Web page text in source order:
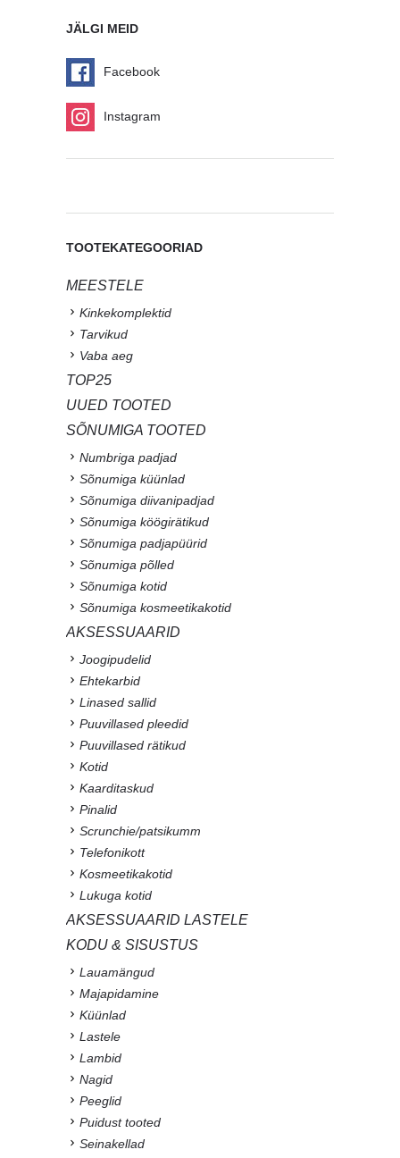
JÄLGI MEID
Facebook
Instagram
TOOTEKATEGOORIAD
MEESTELE
Kinkekomplektid
Tarvikud
Vaba aeg
TOP25
UUED TOOTED
SÕNUMIGA TOOTED
Numbriga padjad
Sõnumiga küünlad
Sõnumiga diivanipadjad
Sõnumiga köögirätikud
Sõnumiga padjapüürid
Sõnumiga põlled
Sõnumiga kotid
Sõnumiga kosmeetikakotid
AKSESSUAARID
Joogipudelid
Ehtekarbid
Linased sallid
Puuvillased pleedid
Puuvillased rätikud
Kotid
Kaarditaskud
Pinalid
Scrunchie/patsikumm
Telefonikott
Kosmeetikakotid
Lukuga kotid
AKSESSUAARID LASTELE
KODU & SISUSTUS
Lauamängud
Majapidamine
Küünlad
Lastele
Lambid
Nagid
Peeglid
Puidust tooted
Seinakellad